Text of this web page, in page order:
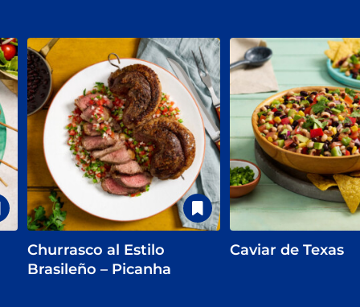
Churrasco al Estilo
Brasileño – Picanha
Caviar de Texas